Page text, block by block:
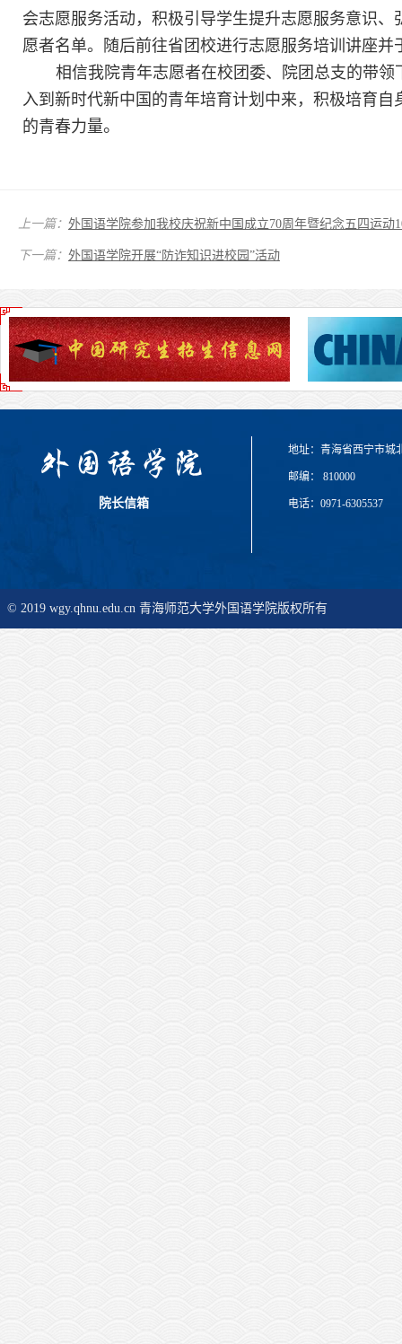
会志愿服务活动，积极引导学生提升志愿服务意识
愿者名单。随后前往省团校进行志愿服务培训讲座
相信我院青年志愿者在校团委、院团总支的带
入到新时代新中国的青年培育计划中来，积极培育
的青春力量。
上一篇： 外国语学院参加我校庆祝新中国成立70周年暨纪念五四运动
下一篇： 外国语学院开展“防诈知识进校园”活动
院长信箱
地址：青海省西宁市城
邮编： 810000
电话：0971-6305537
© 2019 wgy.qhnu.edu.cn 青海师范大学外国语学院版权所有